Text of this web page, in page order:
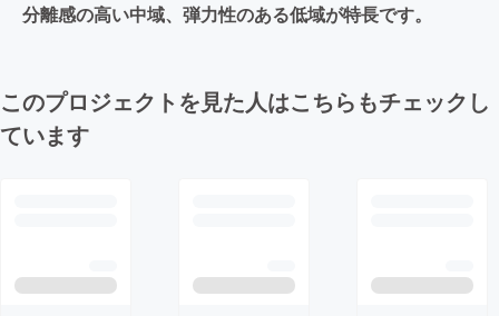
分離感の高い中域、弾力性のある低域が特長です。
このプロジェクトを見た人はこちらもチェックし
ています